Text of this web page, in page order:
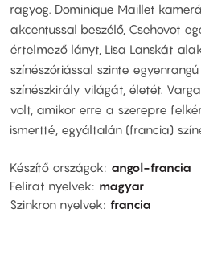
ragyog. Dominique Maillet
akcentussal beszélő, Csehovot
értelmező lányt, Lisa Lanskát
színészóriással szinte
színészkirály világát, életét.
volt, amikor erre a szerepre
ismertté, egyáltalán (francia)
Készítő országok
angol-francia
Felirat nyelvek
magyar
Szinkron nyelvek francia